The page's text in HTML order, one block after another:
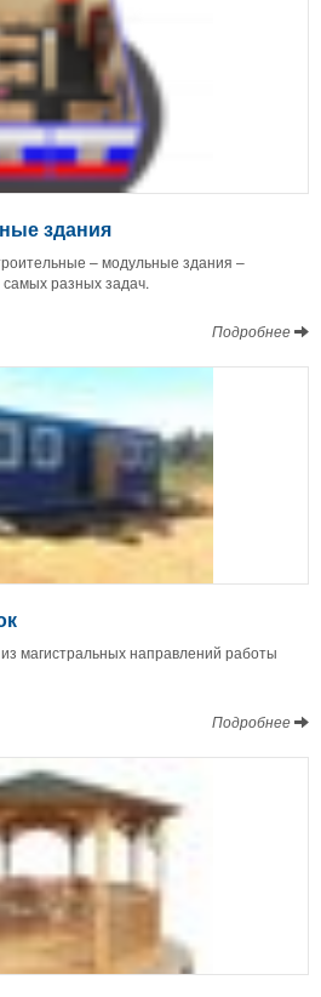
здания
– модульные здания –
разных задач.
Подробнее
магистральных направлений работы
Подробнее